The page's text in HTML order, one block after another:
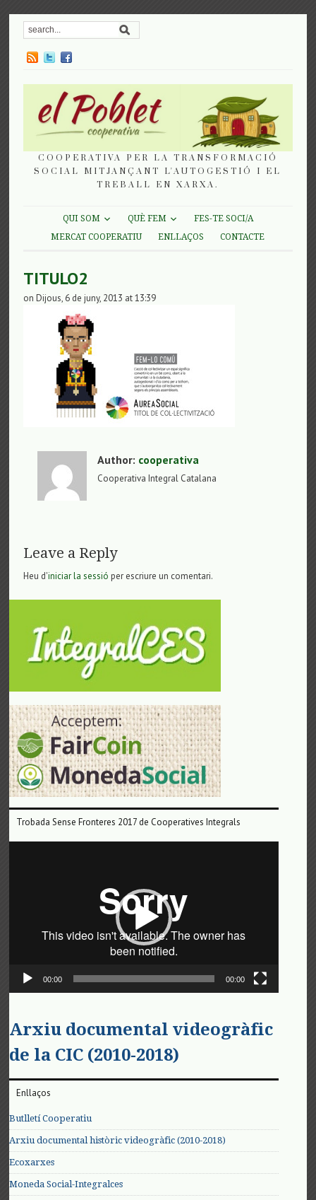
COOPERATIVA PER LA TRANSFORMACIÓ
SOCIAL MITJANÇANT L'AUTOGESTIÓ I EL
TREBALL EN XARXA.
QUI SOM QUÈ FEM
FES-TE SOCI/A
MERCAT COOPERATIU
ENLLAÇOS CONTACTE
TITULO2
on Dijous, 6 de juny, 2013 at 13:39
Author: cooperativa
Cooperativa Integral Catalana
Leave a Reply
Heu d'iniciar la sessió per escriure un comentari.
Trobada Sense Fronteres 2017 de Cooperatives Integrals
00:00 00:00
Arxiu documental videogràfic
de la CIC (2010-2018)
Enllaços
Butlletí Cooperatiu
Arxiu documental històric videogràfic (2010-2018)
Ecoxarxes
Moneda Social-Integralces